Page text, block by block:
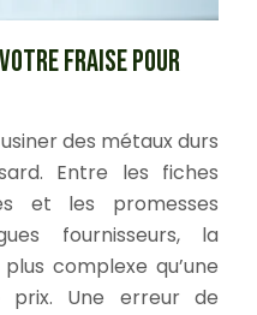
fraise pour
des métaux durs
Entre les fiches
et les promesses
fournisseurs, la
complexe qu’une
prix. Une erreur de